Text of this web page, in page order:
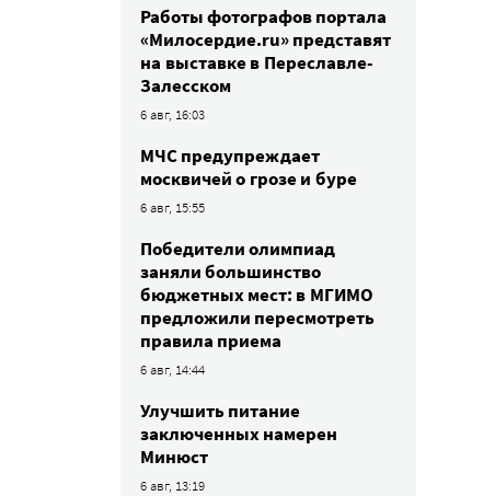
Работы фотографов портала
«Милосердие.ru» представят
на выставке в Переславле-
Залесском
6 авг, 16:03
МЧС предупреждает
москвичей о грозе и буре
6 авг, 15:55
Победители олимпиад
заняли большинство
бюджетных мест: в МГИМО
предложили пересмотреть
правила приема
6 авг, 14:44
Улучшить питание
заключенных намерен
Минюст
6 авг, 13:19